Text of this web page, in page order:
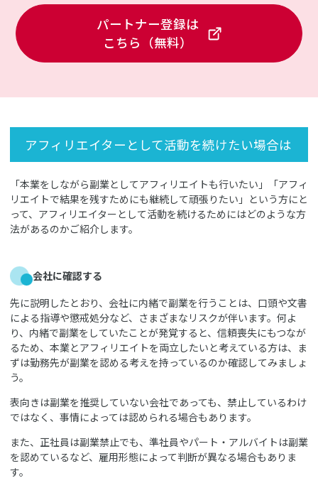
パートナー登録は
こちら（無料）
アフィリエイターとして活動を続けたい場合は
「本業をしながら副業としてアフィリエイトも行いたい」「アフィ
リエイトで結果を残すためにも継続して頑張りたい」という方にと
って、アフィリエイターとして活動を続けるためにはどのような方
法があるのかご紹介します。
会社に確認する
先に説明したとおり、会社に内緒で副業を行うことは、口頭や文書
による指導や懲戒処分など、さまざまなリスクが伴います。何よ
り、内緒で副業をしていたことが発覚すると、信頼喪失にもつなが
るため、本業とアフィリエイトを両立したいと考えている方は、ま
ずは勤務先が副業を認める考えを持っているのか確認してみましょ
う。
表向きは副業を推奨していない会社であっても、禁止しているわけ
ではなく、事情によっては認められる場合もあります。
また、正社員は副業禁止でも、準社員やパート・アルバイトは副業
を認めているなど、雇用形態によって判断が異なる場合もありま
す。